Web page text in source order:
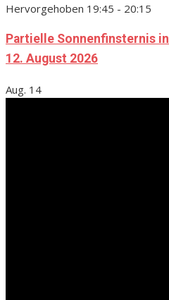
Hervorgehoben 19:45 - 20:15
Partielle Sonnenfinsternis
12. August 2026
Aug. 14